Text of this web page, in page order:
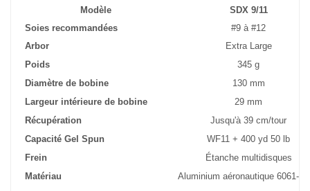
Modèle
SDX 9/11
Soies recommandées
#9 à #12
Arbor
Extra Large
Poids
345 g
Diamètre de bobine
130 mm
Largeur intérieure de bobine
29 mm
Récupération
Jusqu'à 39 cm/tour
Capacité Gel Spun
WF11 + 400 yd 50 lb
Frein
Étanche multidisques
Matériau
Aluminium aéronautique 6061-